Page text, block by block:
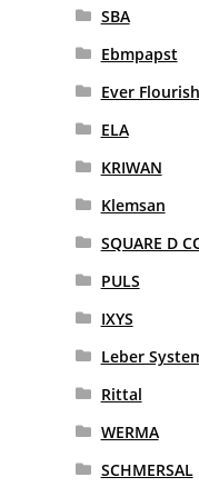
SBA
Ebmpapst
Ever Flourish
ELA
KRIWAN
Klemsan
SQUARE D
PULS
IXYS
Leber
Rittal
WERMA
SCHMERSAL